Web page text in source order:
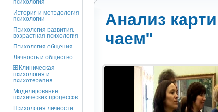
психология
История и методология
психологии
Психология развития,
возрастная психология
Психология общения
Личность и общество
Клиническая
психология и
психотерапия
Моделирование
психических процессов
Психология личности
Анализ
чаем"